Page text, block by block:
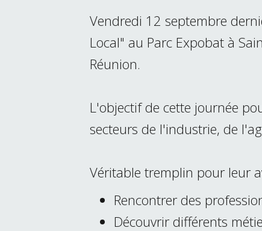
Vendredi 12 septembre
Local" au Parc Expobat à
Réunion.
L'objectif de cette journée
secteurs de l'industrie, de
Véritable tremplin pour leur
Rencontrer des
Découvrir différents